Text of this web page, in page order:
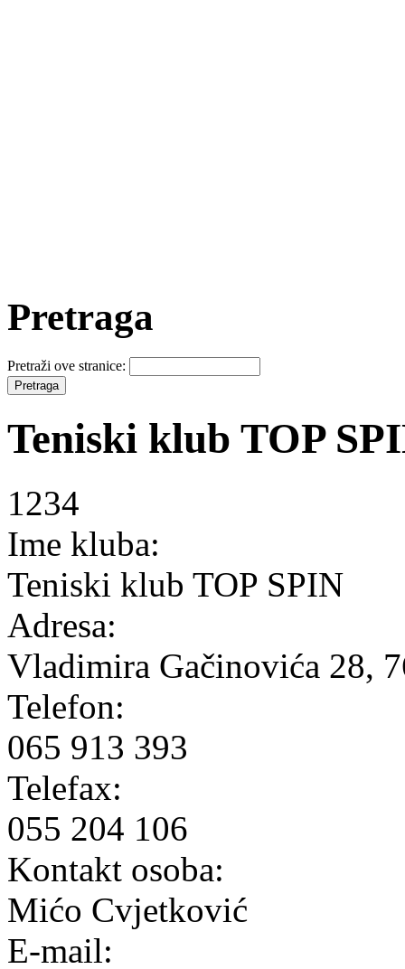
Pretraga
Pretraži ove stranice:
Teniski klub TOP
1234
Ime kluba:
Teniski klub TOP SPIN
Adresa:
Vladimira Gačinovića 28,
Telefon:
065 913 393
Telefax:
055 204 106
Kontakt osoba:
Mićo Cvjetković
E-mail: